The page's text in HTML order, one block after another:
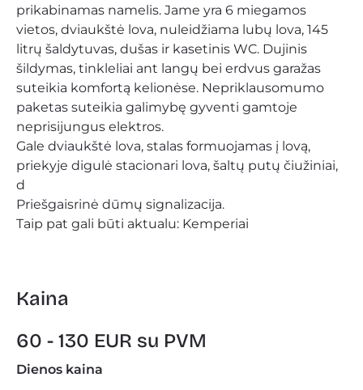
prikabinamas namelis. Jame yra 6 miegamos
vietos, dviaukštė lova, nuleidžiama lubų lova, 145
litrų šaldytuvas, dušas ir kasetinis WC. Dujinis
šildymas, tinkleliai ant langų bei erdvus garažas
suteikia komfortą kelionėse. Nepriklausomumo
paketas suteikia galimybę gyventi gamtoje
neprisijungus elektros.
Gale dviaukštė lova, stalas formuojamas į lovą,
priekyje digulė stacionari lova, šaltų putų čiužiniai,
d
Priešgaisrinė dūmų signalizacija.
Taip pat gali būti aktualu: Kemperiai
Kaina
60 - 130 EUR su PVM
Dienos kaina